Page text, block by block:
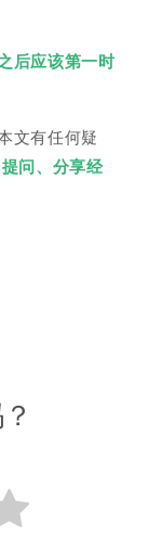
后应该第一时
文有任何疑
问、分享经